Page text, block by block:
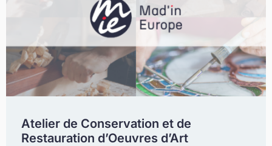
Atelier de Conservation et de
Restauration d’Oeuvres d’Art